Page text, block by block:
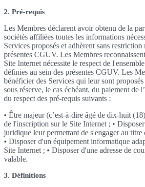
2. Pré-requis
Les Membres déclarent avoir obtenu de la
sociétés affiliées toutes les informations
Services proposés et adhèrent sans
présentes CGUV. Les Membres
Site Internet nécessite le respect de
définies au sein des présentes CGUV. Les
bénéficier des Services qui leur sont
sous réserve, le cas échéant, du paiement de
du respect des pré-requis suivants :
• Être majeur (c’est-à-dire âgé de dix-huit
de l'inscription sur le Site Internet ; •
juridique leur permettant de s'engager au
• Disposer d'un équipement informatique
Site Internet ; • Disposer d'une adresse de
valable.
3. Définitions